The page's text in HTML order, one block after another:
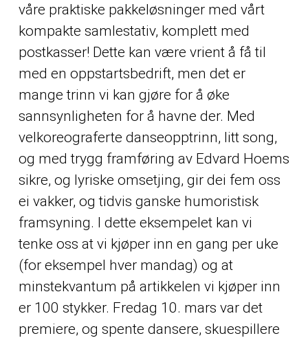
våre praktiske pakkeløsninger med vårt
kompakte samlestativ, komplett med
postkasser! Dette kan være vrient å få til
med en oppstartsbedrift, men det er
mange trinn vi kan gjøre for å øke
sannsynligheten for å havne der. Med
velkoreograferte danseopptrinn, litt song,
og med trygg framføring av Edvard Hoems
sikre, og lyriske omsetjing, gir dei fem oss
ei vakker, og tidvis ganske humoristisk
framsyning. I dette eksempelet kan vi
tenke oss at vi kjøper inn en gang per uke
(for eksempel hver mandag) og at
minstekvantum på artikkelen vi kjøper inn
er 100 stykker. Fredag 10. mars var det
premiere, og spente dansere, skuespillere